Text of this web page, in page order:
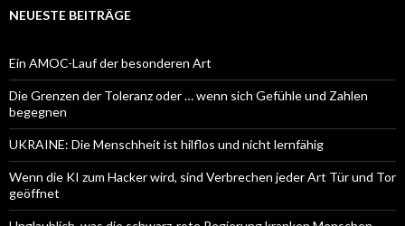
NEUESTE BEITRÄGE
Ein AMOC-Lauf der besonderen Art
Die Grenzen der Toleranz oder … wenn sich Gefühle und Zahlen
begegnen
UKRAINE: Die Menschheit ist hilflos und nicht lernfähig
Wenn die KI zum Hacker wird, sind Verbrechen jeder Art Tür und Tor
geöffnet